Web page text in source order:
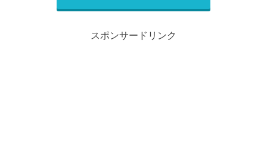
スポンサードリンク